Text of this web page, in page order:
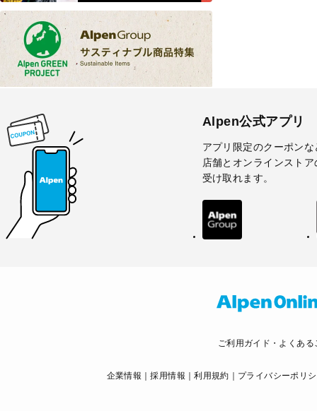
Alpen公式アプリ
アプリ限定のクーポンな
店舗とオンラインスト
受け取れます。
ご利用ガイド・よくある
企業情報 採用情報 利用規約 プライバシーポリ